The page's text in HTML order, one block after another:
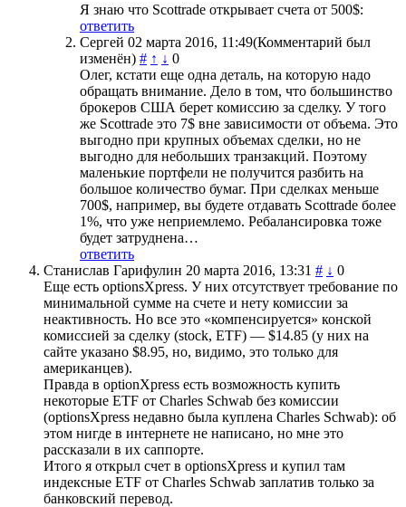
Я знаю что Scottrade открывает счета от 500$:
ответить
Сергей 02 марта 2016, 11:49(Комментарий был
изменён) # ↑ ↓ 0
Олег, кстати еще одна деталь, на которую надо
обращать внимание. Дело в том, что большинство
брокеров США берет комиссию за сделку. У того
же Scottrade это 7$ вне зависимости от объема. Это
выгодно при крупных объемах сделки, но не
выгодно для небольших транзакций. Поэтому
маленькие портфели не получится разбить на
большое количество бумаг. При сделках меньше
700$, например, вы будете отдавать Scottrade более
1%, что уже неприемлемо. Ребалансировка тоже
будет затруднена…
ответить
Станислав Гарифулин 20 марта 2016, 13:31 # ↓ 0
Еще есть optionsXpress. У них отсутствует требование по
минимальной сумме на счете и нету комиссии за
неактивность. Но все это «компенсируется» конской
комиссией за сделку (stock, ETF) — $14.85 (у них на
сайте указано $8.95, но, видимо, это только для
американцев).
Правда в optionXpress есть возможность купить
некоторые ETF от Charles Schwab без комиссии
(optionsXpress недавно была куплена Charles Schwab): об
этом нигде в интернете не написано, но мне это
рассказали в их саппорте.
Итого я открыл счет в optionsXpress и купил там
индексные ETF от Charles Schwab заплатив только за
банковский перевод.